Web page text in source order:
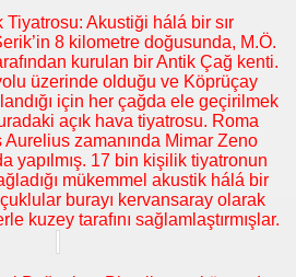
Akustiği hálá bir sır
8 kilometre doğusunda, M.Ö.
kurulan bir Antik Çağ kenti.
üzerinde olduğu ve Köprüçay
için her çağda ele geçirilmek
açık hava tiyatrosu. Roma
Aurelius zamanında Mimar Zeno
yapılmış. 17 bin kişilik tiyatronun
mükemmel akustik hálá bir
burayı kervansaray olarak
kuzey tarafını sağlamlaştırmışlar.